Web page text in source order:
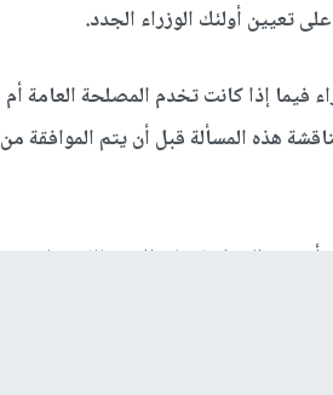
تعيين أولئك الوزراء الجدد.
فيما إذا كانت تخدم المصلحة العامة أم
هذه المسألة قبل أن يتم الموافقة من
المحكمة على الاستقالة منها